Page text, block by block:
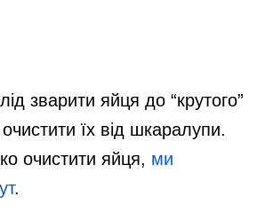
зварити яйця до “крутого”
їх від шкаралупи.
очистити яйця, ми
.